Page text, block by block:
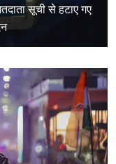
सूची से हटाए गए